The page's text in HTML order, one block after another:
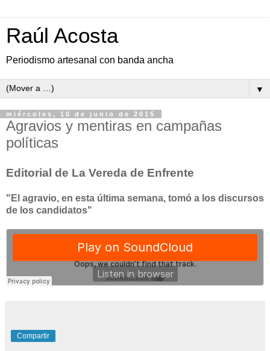
Raúl Acosta
Periodismo artesanal con banda ancha
▼
miércoles, 10 de junio de 2015
Agravios y mentiras en campañas
políticas
Editorial de La Vereda de Enfrente
"El agravio, en esta última semana, tomó a los discursos
de los candidatos"
Compartir